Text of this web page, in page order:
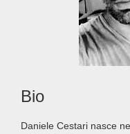
Bio
Daniele Cestari nasce